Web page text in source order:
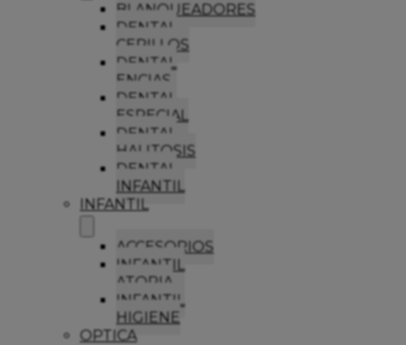
BLANQUEADORES
DENTAL
CEPILLOS
DENTAL
ENCIAS
DENTAL
ESPECIAL
DENTAL
HALITOSIS
DENTAL
INFANTIL
INFANTIL
ACCESORIOS
INFANTIL
ATOPIA
INFANTIL
HIGIENE
OPTICA